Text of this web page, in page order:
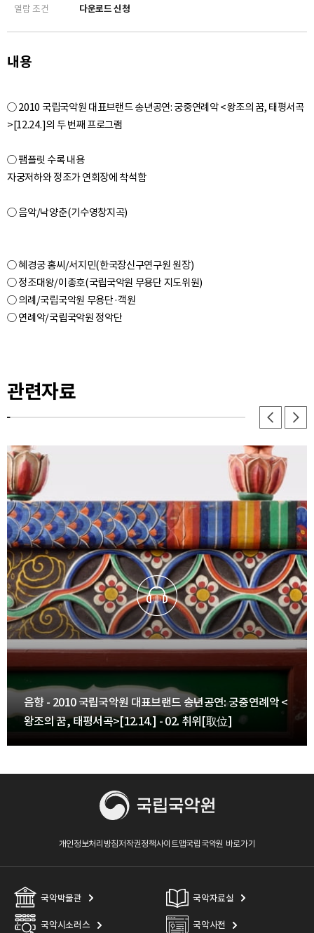
10. 둘째 잔[第二爵] - 음향
11. 셋째 잔[第三爵] - 음향
12. 파연[罷宴] - 음향
~ 1:04:00
열람 조건
다운로드 신청
내용
○ 2010 국립국악원 대표브랜드 송년공연: 궁중연례악 <왕조의 꿈, 태평서곡
>[12.24.]의 두 번째 프로그램
○ 팸플릿 수록 내용
자궁저하와 정조가 연회장에 착석함
○ 혜경궁 홍씨/서지민(한국장신구연구원 원장)
○ 정조대왕/이종호(국립국악원 무용단 지도위원)
○ 의례/국립국악원 무용단·객원
○ 연례악/국립국악원 정악단
관련자료
음향 - 2010 국립국악원 대표브랜드 송년공연: 궁중연례악 <
왕조의 꿈, 태평서곡>[12.14.] - 02. 취위[取位]
개인정보처리방침저작권정책사이트맵국립국악원 바로가기
국악박물관 국악자료실
국악시소러스 국악사전